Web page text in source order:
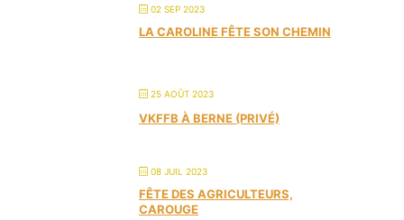
02 SEP 2023
LA CAROLINE FÊTE SON CHEMIN
25 AOÛT 2023
VKFFB À BERNE (PRIVÉ)
08 JUIL 2023
FÊTE DES AGRICULTEURS,
CAROUGE